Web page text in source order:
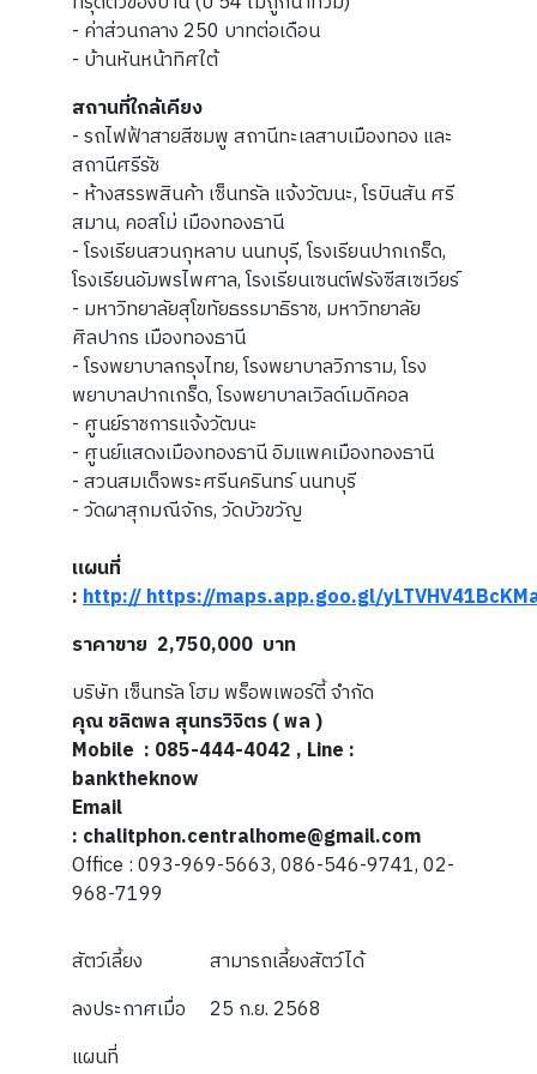
- ค่าส่วนกลาง 250 บาทต่อเดือน
- บ้านหันหน้าทิศใต้
สถานที่ใกล้เคียง
- รถไฟฟ้าสายสีชมพู สถานีทะเลสาบเมืองทอง และ
สถานีศรีรัช
- ห้างสรรพสินค้า เซ็นทรัล แจ้งวัฒนะ, โรบินสัน ศรี
สมาน, คอสโม่ เมืองทองธานี
- โรงเรียนสวนกุหลาบ นนทบุรี, โรงเรียนปากเกร็ด,
โรงเรียนอัมพรไพศาล, โรงเรียนเซนต์ฟรังซีสเซเวียร์
- มหาวิทยาลัยสุโขทัยธรรมาธิราช, มหาวิทยาลัย
ศิลปากร เมืองทองธานี
- โรงพยาบาลกรุงไทย, โรงพยาบาลวิภาราม, โรง
พยาบาลปากเกร็ด, โรงพยาบาลเวิลด์เมดิคอล
- ศูนย์ราชการแจ้งวัฒนะ
- ศูนย์แสดงเมืองทองธานี อิมแพคเมืองทองธานี
- สวนสมเด็จพระศรีนครินทร์ นนทบุรี
- วัดผาสุกมณีจักร, วัดบัวขวัญ
แผนที่
:http:// https://maps.app.goo.gl/
ราคาขาย 2,750,000 บาท
บริษัท เซ็นทรัล โฮม พร็อพเพอร์ตี้ จำกัด
คุณ ชลิตพล สุนทรวิจิตร ( พล )
Mobile : 085-444-4042 , Line :
banktheknow
Email
: chalitphon.centralhome@gmail.com
Office : 093-969-5663, 086-546-9741, 02-
968-7199
สัตว์เลี้ยง
สามารถเลี้ยงสัตว์ได้
ลงประกาศเมื่อ
25 ก.ย. 2568
แผนที่